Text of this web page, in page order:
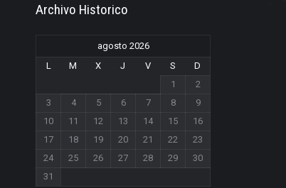
Archivo Historico
agosto 2026
L
M X J V S
D
1
2
3
4 5 6 7 8
9
10
11 12 13 14 15
16
17
18 19 20 21 22
23
24
25 26 27 28 29
30
31